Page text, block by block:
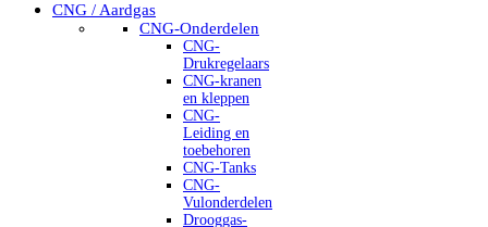
CNG / Aardgas
CNG-Onderdelen
CNG-
Drukregelaars
CNG-kranen
en kleppen
CNG-
Leiding en
toebehoren
CNG-Tanks
CNG-
Vulonderdelen
Drooggas-